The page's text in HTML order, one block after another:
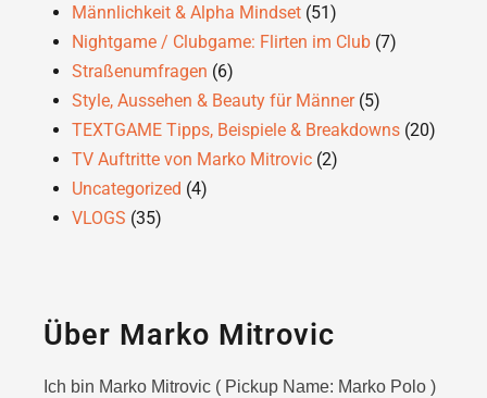
Männlichkeit & Alpha Mindset (51)
Nightgame / Clubgame: Flirten im Club (7)
Straßenumfragen (6)
Style, Aussehen & Beauty für Männer(5)
TEXTGAME Tipps, Beispiele & Breakdowns (20)
TV Auftritte von Marko Mitrovic (2)
Uncategorized (4)
VLOGS (35)
Über Marko Mitrovic
Ich bin Marko Mitrovic ( Pickup Name: Marko Polo )